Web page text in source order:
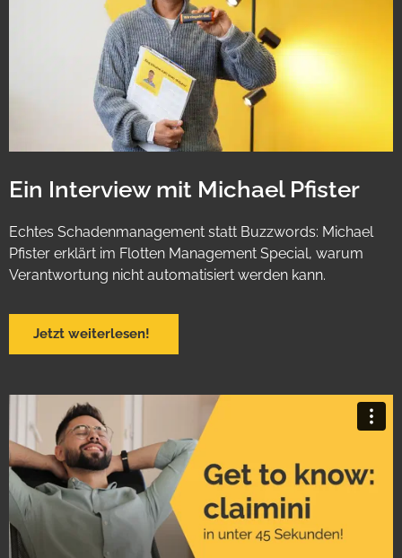
Ein Interview mit Michael Pfister
Echtes Schadenmanagement statt Buzzwords: Michael
Pfister erklärt im Flotten Management Special, warum
Verantwortung nicht automatisiert werden kann.
Jetzt weiterlesen!